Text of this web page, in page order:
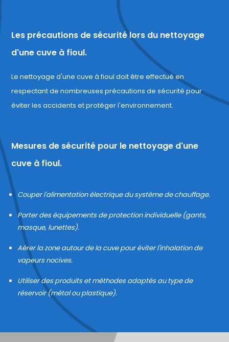
Les précautions de sécurité lors du nettoyage
d'une cuve à fioul.
Le nettoyage d'une cuve à fioul doit être effectué en
respectant de nombreuses précautions de sécurité pour
éviter les accidents et protéger l'environnement.
Mesures de sécurité pour le nettoyage d'une
cuve à fioul.
Couper l'alimentation électrique du système de chauffage.
Porter des équipements de protection individuelle (gants,
masque, lunettes).
Aérer la zone autour de la cuve pour éviter l'inhalation de
vapeurs nocives.
Utiliser des produits et méthodes adaptés au type de
réservoir (métal ou plastique).